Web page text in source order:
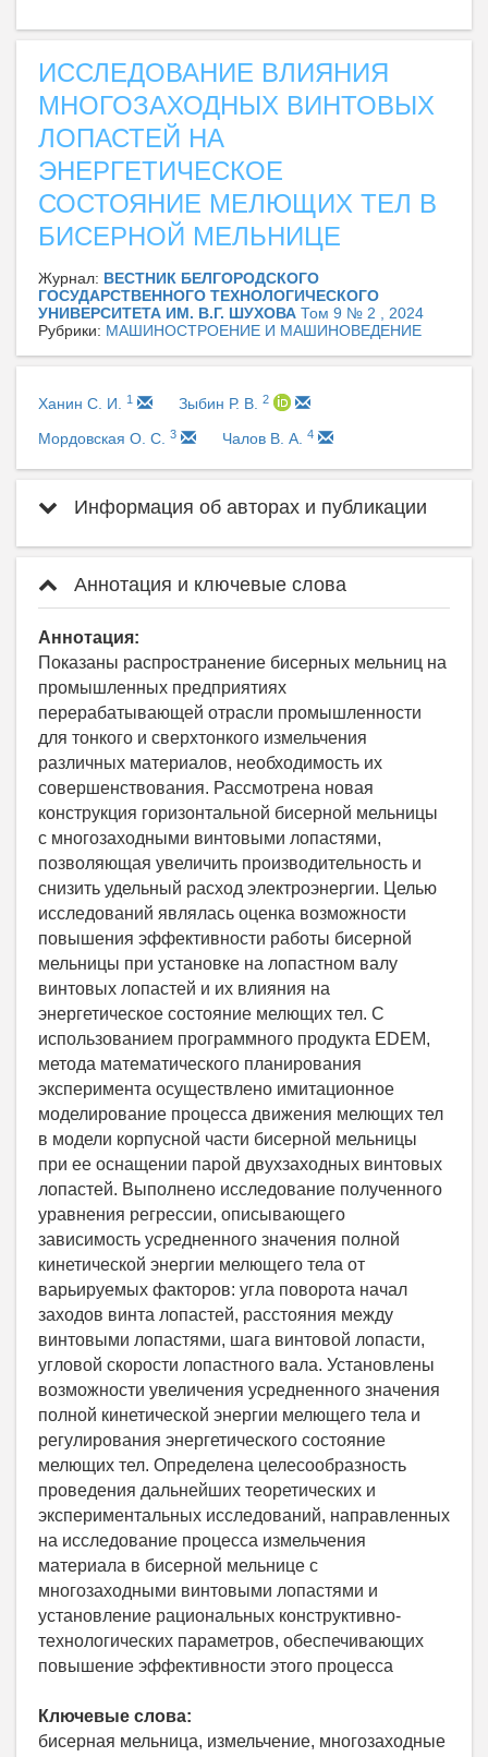
ИССЛЕДОВАНИЕ ВЛИЯНИЯ
МНОГОЗАХОДНЫХ ВИНТОВЫХ
ЛОПАСТЕЙ НА
ЭНЕРГЕТИЧЕСКОЕ
СОСТОЯНИЕ МЕЛЮЩИХ ТЕЛ В
БИСЕРНОЙ МЕЛЬНИЦЕ
Журнал: ВЕСТНИК БЕЛГОРОДСКОГО
ГОСУДАРСТВЕННОГО ТЕХНОЛОГИЧЕСКОГО
УНИВЕРСИТЕТА ИМ. В.Г. ШУХОВА Том 9 № 2 , 2024
Рубрики: МАШИНОСТРОЕНИЕ И МАШИНОВЕДЕНИЕ
Ханин С. И. 1 Зыбин Р. В. 2
Мордовская О. С. 3 Чалов В. А. 4
Информация об авторах и публикации
Аннотация и ключевые слова
Аннотация:
Показаны распространение бисерных мельниц на
промышленных предприятиях
перерабатывающей отрасли промышленности
для тонкого и сверхтонкого измельчения
различных материалов, необходимость их
совершенствования. Рассмотрена новая
конструкция горизонтальной бисерной мельницы
с многозаходными винтовыми лопастями,
позволяющая увеличить производительность и
снизить удельный расход электроэнергии. Целью
исследований являлась оценка возможности
повышения эффективности работы бисерной
мельницы при установке на лопастном валу
винтовых лопастей и их влияния на
энергетическое состояние мелющих тел. С
использованием программного продукта EDEM,
метода математического планирования
эксперимента осуществлено имитационное
моделирование процесса движения мелющих тел
в модели корпусной части бисерной мельницы
при ее оснащении парой двухзаходных винтовых
лопастей. Выполнено исследование полученного
уравнения регрессии, описывающего
зависимость усредненного значения полной
кинетической энергии мелющего тела от
варьируемых факторов: угла поворота начал
заходов винта лопастей, расстояния между
винтовыми лопастями, шага винтовой лопасти,
угловой скорости лопастного вала. Установлены
возможности увеличения усредненного значения
полной кинетической энергии мелющего тела и
регулирования энергетического состояние
мелющих тел. Определена целесообразность
проведения дальнейших теоретических и
экспериментальных исследований, направленных
на исследование процесса измельчения
материала в бисерной мельнице с
многозаходными винтовыми лопастями и
установление рациональных конструктивно-
технологических параметров, обеспечивающих
повышение эффективности этого процесса
Ключевые слова:
бисерная мельница, измельчение, многозаходные